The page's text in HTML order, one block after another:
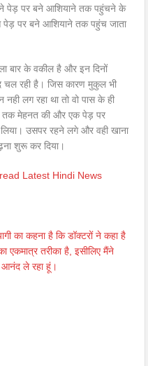
पेड़ पर बने आशियाने तक पहुंचने के
पेड़ पर बने आशियाने तक पहुंच जाता
बार के वकील है और इन दिनों
चल रही है। जिस कारण मुकुल भी
लग रहा था तो वो पास के ही
तक मेहनत की और एक पेड़ पर
उसपर रहने लगे और वही खाना
शुरू कर दिया।
Latest Hindi News
का कहना है कि डॉक्टरों ने कहा है
एकमात्र तरीका है, इसीलिए मैंने
आनंद ले रहा हूं।